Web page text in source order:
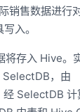
销售数据进行
入。
将存入 Hive。
，由
SelectDB 计